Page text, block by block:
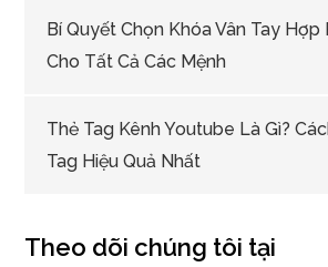
Bí Quyết Chọn Khóa Vân Tay
Cho Tất Cả Các Mệnh
Thẻ Tag Kênh Youtube Là Gì?
Tag Hiệu Quả Nhất
Theo dõi chúng tôi tại